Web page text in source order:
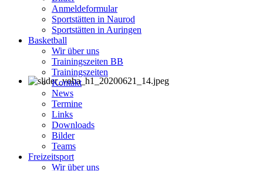
Anmeldeformular
Sportstätten in Naurod
Sportstätten in Auringen
Basketball
Wir über uns
Trainingszeiten BB
Trainingszeiten
Kontakt
News
Termine
Links
Downloads
Bilder
Teams
Freizeitsport
Wir über uns